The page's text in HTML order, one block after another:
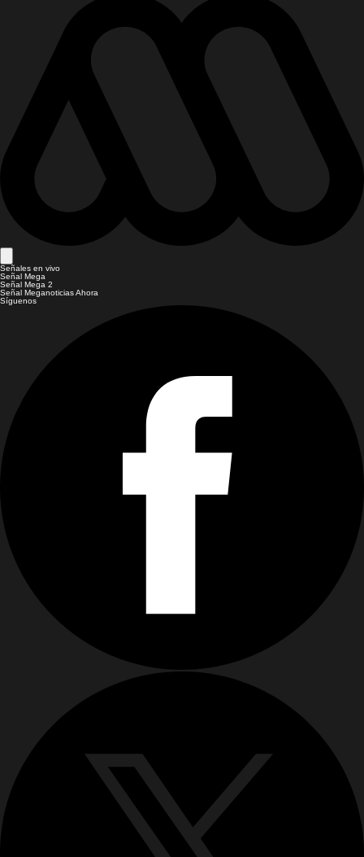
Señales en vivo
Señal Mega
Señal Mega 2
Señal Meganoticias Ahora
Síguenos